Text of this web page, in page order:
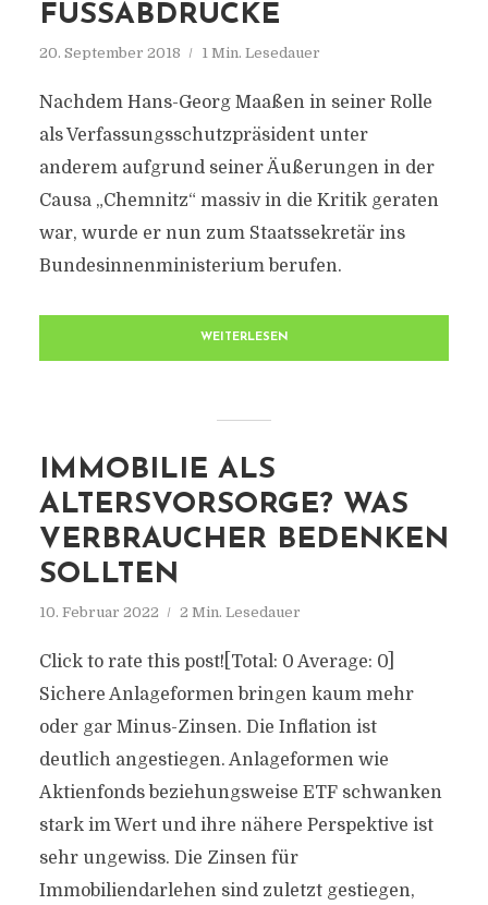
USSABDRÜCKE
20. September 2018 1 Min. Lesedauer
Nachdem Hans-Georg Maaßen in seiner Rolle
als Verfassungsschutzpräsident unter
anderem aufgrund seiner Äußerungen in der
Causa „Chemnitz“ massiv in die Kritik geraten
war, wurde er nun zum Staatssekretär ins
Bundesinnenministerium berufen.
WEITERLESEN
IMMOBILIE ALS
ALTERSVORSORGE? WAS
VERBRAUCHER BEDENKEN
SOLLTEN
10. Februar 2022 2 Min. Lesedauer
Click to rate this post![Total: 0 Average: 0]
Sichere Anlageformen bringen kaum mehr
oder gar Minus-Zinsen. Die Inflation ist
deutlich angestiegen. Anlageformen wie
Aktienfonds beziehungsweise ETF schwanken
stark im Wert und ihre nähere Perspektive ist
sehr ungewiss. Die Zinsen für
Immobiliendarlehen sind zuletzt gestiegen,